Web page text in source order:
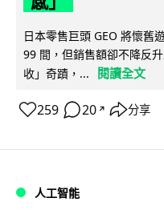
日本零售巨頭 GEO 將懷舊
99 間，但銷售額卻不降反
收」奇蹟，...
閱讀全文
259 20 ↗ 分享
人工智能